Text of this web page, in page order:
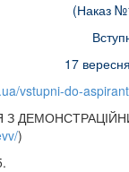
(Наказ
17
vstupni-do-
)